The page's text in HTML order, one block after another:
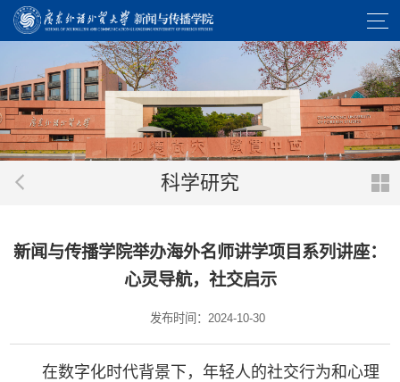
科学研究
新闻与传播学院举办海外名师讲学项目系列讲座：
心灵导航，社交启示
发布时间：2024-10-30
在数字化时代背景下，年轻人的社交行为和心理